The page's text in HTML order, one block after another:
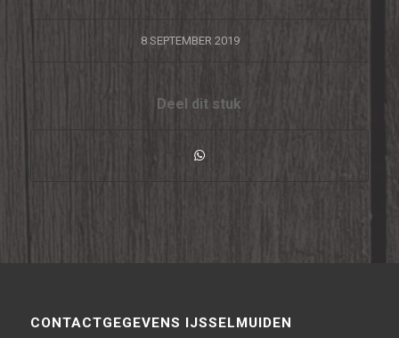
8 SEPTEMBER 2019
/
Deel dit stuk
CONTACTGEGEVENS IJSSELMUIDEN